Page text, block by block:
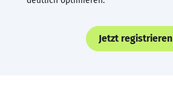
Jetzt registrieren